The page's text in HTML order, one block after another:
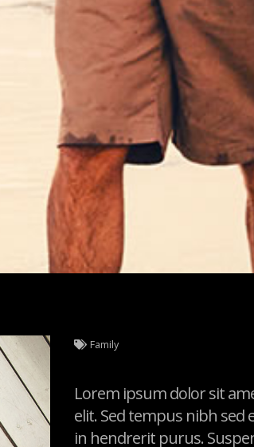
Family
Lorem ipsum dolor sit
elit. Sed tempus nibh sed
in hendrerit purus.